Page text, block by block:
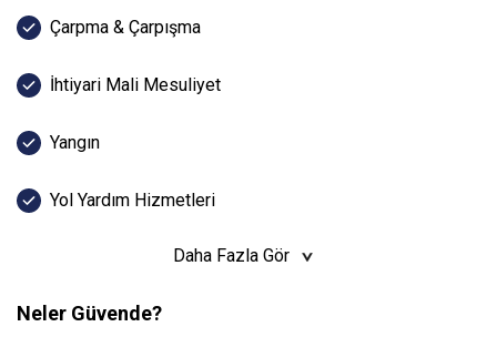
Çarpma & Çarpışma
İhtiyari Mali Mesuliyet
Yangın
Yol Yardım Hizmetleri
Daha Fazla Gör
Neler Güvende?